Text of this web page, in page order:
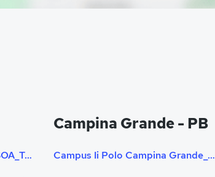
Campus POLO JOÃO PESSOA_TORRE (UNIPE)
Campina Grande - PB
Campus Ii Polo Campina Grande_unipê